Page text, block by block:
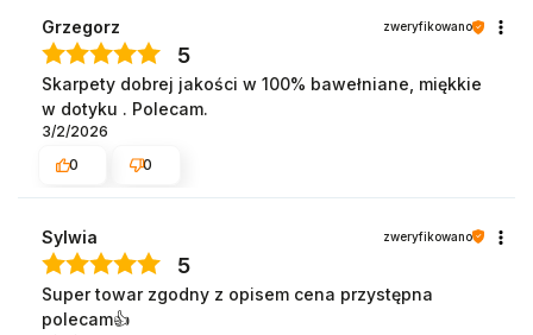
Grzegorz zweryfikowano
5
Skarpety dobrej jakości w 100% bawełniane, miękkie
w dotyku . Polecam.
3/2/2026
0
0
Sylwia zweryfikowano
5
Super towar zgodny z opisem cena przystępna
polecam👍️